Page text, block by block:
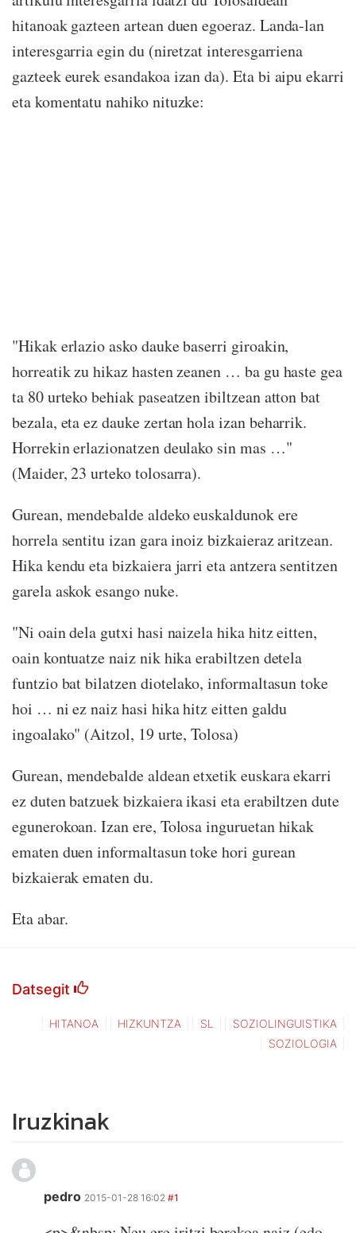
hitanoak gazteen artean duen egoeraz. Landa-lan
interesgarria egin du (niretzat interesgarriena
gazteek eurek esandakoa izan da). Eta bi aipu ekarri
eta komentatu nahiko nituzke:
"Hikak erlazio asko dauke baserri giroakin,
horreatik zu hikaz hasten zeanen … ba gu haste gea
ta 80 urteko behiak paseatzen ibiltzean atton bat
bezala, eta ez dauke zertan hola izan beharrik.
Horrekin erlazionatzen deulako sin mas …"
(Maider, 23 urteko tolosarra).
Gurean, mendebalde aldeko euskaldunok ere
horrela sentitu izan gara inoiz bizkaieraz aritzean.
Hika kendu eta bizkaiera jarri eta antzera sentitzen
garela askok esango nuke.
"Ni oain dela gutxi hasi naizela hika hitz eitten,
oain kontuatze naiz nik hika erabiltzen detela
funtzio bat bilatzen diotelako, informaltasun toke
hoi … ni ez naiz hasi hika hitz eitten galdu
ingoalako" (Aitzol, 19 urte, Tolosa)
Gurean, mendebalde aldean etxetik euskara ekarri
ez duten batzuek bizkaiera ikasi eta erabiltzen dute
egunerokoan. Izan ere, Tolosa inguruetan hikak
ematen duen informaltasun toke hori gurean
bizkaierak ematen du.
Eta abar.
Datsegit
HITANOA HIZKUNTZA SL
SOZIOLINGUISTIKA
SOZIOLOGIA
Iruzkinak
pedro 2015-01-28 16:02 #1